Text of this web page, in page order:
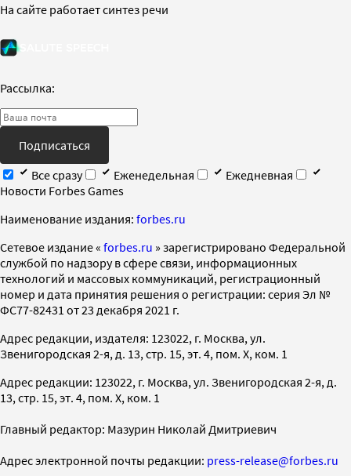
На сайте работает синтез речи
Рассылка:
Подписаться
Все сразу
Еженедельная
Ежедневная
Новости Forbes Games
Наименование издания: forbes.ru
Cетевое издание « forbes.ru » зарегистрировано Федеральной
службой по надзору в сфере связи, информационных
технологий и массовых коммуникаций, регистрационный
номер и дата принятия решения о регистрации: серия Эл №
ФС77-82431 от 23 декабря 2021 г.
Адрес редакции, издателя: 123022, г. Москва, ул.
Звенигородская 2-я, д. 13, стр. 15, эт. 4, пом. X, ком. 1
Адрес редакции: 123022, г. Москва, ул. Звенигородская 2-я, д.
13, стр. 15, эт. 4, пом. X, ком. 1
Главный редактор: Мазурин Николай Дмитриевич
Адрес электронной почты редакции: press-release@forbes.ru